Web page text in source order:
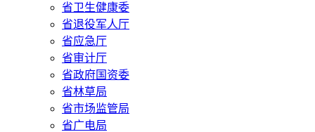
省卫生健康委
省退役军人厅
省应急厅
省审计厅
省政府国资委
省林草局
省市场监管局
省广电局